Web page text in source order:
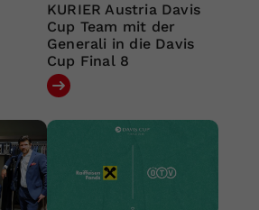
KURIER Austria Davis
Cup Team mit der
Generali in die Davis
Cup Final 8